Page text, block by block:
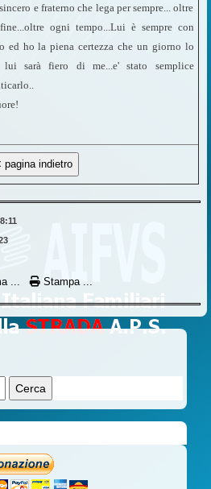
e fraterno che lega per sempre... oltre
ogni tempo...Lui è sempre con
ed ho la piena certezza che un giorno lo
lui sarà fiero di me...e' stato semplice
... Stampa ...